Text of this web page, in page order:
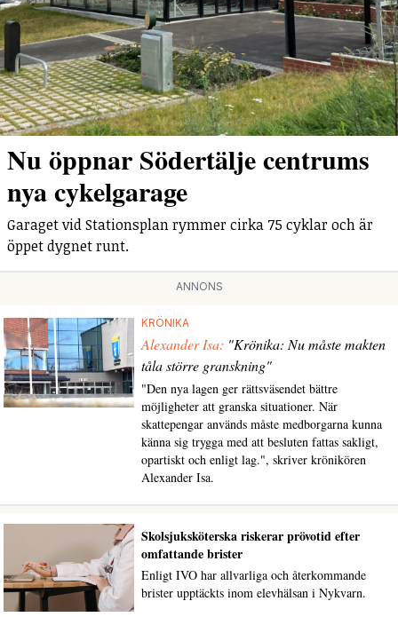
Nu öppnar Södertälje centrums
nya cykelgarage
Garaget vid Stationsplan rymmer cirka 75 cyklar och är
öppet dygnet runt.
ANNONS
KRÖNIKA
Alexander Isa: "Krönika: Nu måste makten
tåla större granskning"
"Den nya lagen ger rättsväsendet bättre
möjligheter att granska situationer. När
skattepengar används måste medborgarna kunna
känna sig trygga med att besluten fattas sakligt,
opartiskt och enligt lag.", skriver krönikören
Alexander Isa.
Skolsjuksköterska riskerar prövotid efter
omfattande brister
Enligt IVO har allvarliga och återkommande
brister upptäckts inom elevhälsan i Nykvarn.